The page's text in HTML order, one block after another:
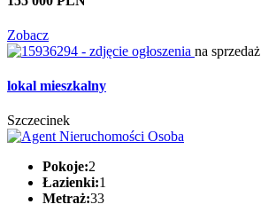
Zobacz
na sprzedaż
lokal mieszkalny
Szczecinek
Pokoje:2
Łazienki:1
Metraż:33